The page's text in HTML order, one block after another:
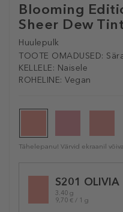
Blooming
Sheer Dew
Huulepulk
TOOTE OMADUSED:
KELLELE: Naisele
ROHELINE: Vegan
Tähelepanu! Värvid ekraanil
variationS201 OLIVIA
3.40 g
9,70 € / 1 g